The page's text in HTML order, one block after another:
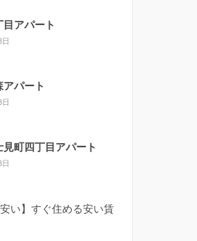
アパート
パート
見町四丁目アパート
い】すぐ住める安い賃